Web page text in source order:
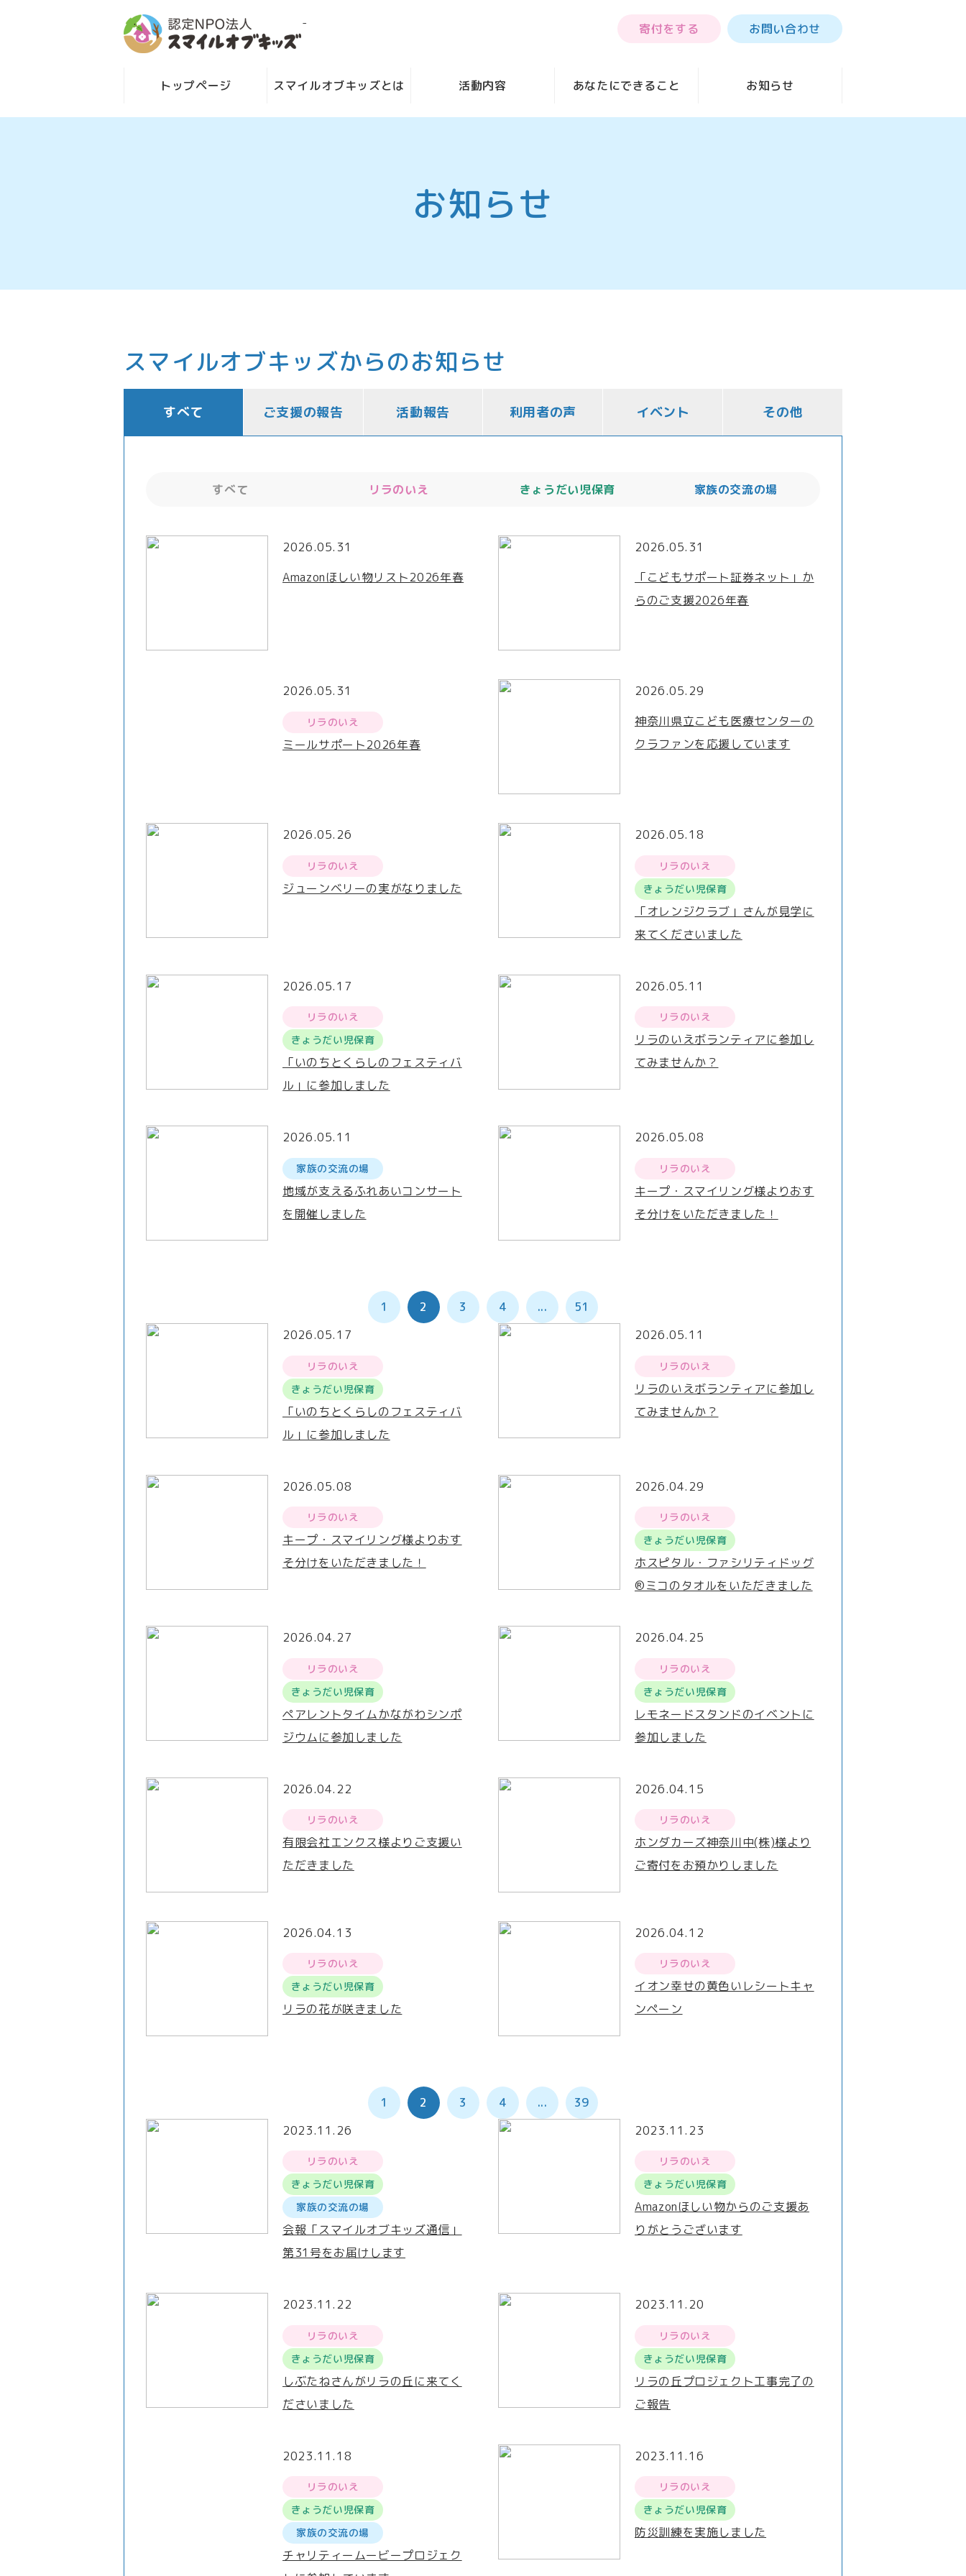
- 寄付をする お問い合わせ
トップページ スマイルオブキッズとは 活動内容 あなたにできること お知らせ
お知らせ
スマイルオブキッズからのお知らせ
すべて ご支援の報告 活動報告 利用者の声 イベント その他
すべて リラのいえ きょうだい児保育 家族の交流の場
2026.05.31
Amazonほしい物リスト2026年春
2026.05.31
「こどもサポート証券ネット」か
らのご支援2026年春
2026.05.31
リラのいえ
ミールサポート2026年春
2026.05.29
神奈川県立こども医療センターの
クラファンを応援しています
2026.05.26
リラのいえ
ジューンベリーの実がなりました
2026.05.18
リラのいえ
きょうだい児保育
「オレンジクラブ」さんが見学に
来てくださいました
2026.05.17
リラのいえ
きょうだい児保育
「いのちとくらしのフェスティバ
ル」に参加しました
2026.05.11
リラのいえ
リラのいえボランティアに参加し
てみませんか？
2026.05.11
家族の交流の場
地域が支えるふれあいコンサート
を開催しました
2026.05.08
リラのいえ
キープ・スマイリング様よりおす
そ分けをいただきました！
1 2 3 4 ...
51
2026.05.17
リラのいえ
きょうだい児保育
「いのちとくらしのフェスティバ
ル」に参加しました
2026.05.11
リラのいえ
リラのいえボランティアに参加し
てみませんか？
2026.05.08
リラのいえ
キープ・スマイリング様よりおす
そ分けをいただきました！
2026.04.29
リラのいえ
きょうだい児保育
ホスピタル・ファシリティドッグ
®ミコのタオルをいただきました
2026.04.27
リラのいえ
きょうだい児保育
ペアレントタイムかながわシンポ
ジウムに参加しました
2026.04.25
リラのいえ
きょうだい児保育
レモネードスタンドのイベントに
参加しました
2026.04.22
リラのいえ
有限会社エンクス様よりご支援い
ただきました
2026.04.15
リラのいえ
ホンダカーズ神奈川中(株)様より
ご寄付をお預かりしました
2026.04.13
リラのいえ
きょうだい児保育
リラの花が咲きました
2026.04.12
リラのいえ
イオン幸せの黄色いレシートキャ
ンペーン
1 2 3 4 ...
39
2023.11.26
リラのいえ
きょうだい児保育
家族の交流の場
会報「スマイルオブキッズ通信」
第31号をお届けします
2023.11.23
リラのいえ
きょうだい児保育
Amazonほしい物からのご支援あ
りがとうございます
2023.11.22
リラのいえ
きょうだい児保育
しぶたねさんがリラの丘に来てく
ださいました
2023.11.20
リラのいえ
きょうだい児保育
リラの丘プロジェクト工事完了の
ご報告
2023.11.18
リラのいえ
きょうだい児保育
家族の交流の場
チャリティームービープロジェク
2023.11.16
リラのいえ
きょうだい児保育
防災訓練を実施しました